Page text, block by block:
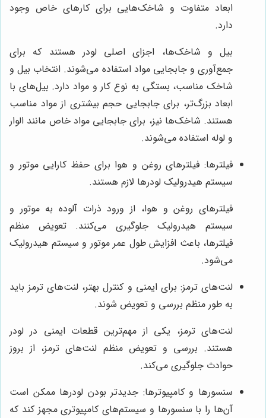
ابعاد متفاوت و شاخک‌هایی برای کارهای خاص وجود
دارد.
بیل و شاخک‌ها، اجزای اصلی لودر هستند که برای
جمع‌آوری و جابجایی مواد استفاده می‌شوند. انتخاب بیل و
شاخک مناسب، بستگی به نوع کار و مواد دارد. بیل‌های با
ابعاد بزرگ‌تر، برای جابجایی حجم بیشتری از مواد مناسب
هستند. شاخک‌ها نیز، برای جابجایی مواد خاص مانند الوار
و لوله استفاده می‌شوند.
فیلترها: فیلترهای روغن و هوا برای حفظ کارایی موتور و
سیستم هیدرولیک لودرها لازم هستند.
فیلترهای روغن و هوا، از ورود ذرات آلوده به موتور و
سیستم هیدرولیک جلوگیری می‌کنند. تعویض منظم
فیلترها، باعث افزایش طول عمر موتور و سیستم هیدرولیک
می‌شود.
لنت‌های ترمز: برای ایمنی و کنترل بهتر، لنت‌های ترمز باید
به طور منظم بررسی و تعویض شوند.
لنت‌های ترمز، یکی از مهم‌ترین قطعات ایمنی در لودر
هستند. بررسی و تعویض منظم لنت‌های ترمز، از بروز
حوادث جلوگیری می‌کند.
سنسورها و کامپیوترها: جدیدتر بودن لودرها ممکن است
آن‌ها را با سنسورها و سیستم‌های کامپیوتری مجهز کند که